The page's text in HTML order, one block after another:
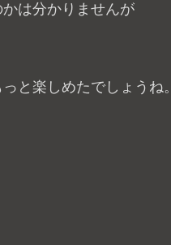
は分かりませんが
と楽しめたでしょうね。